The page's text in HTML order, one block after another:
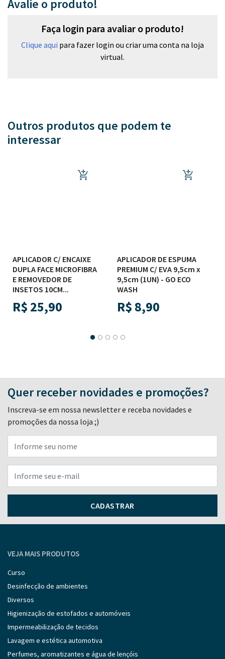
Avalie o produto!
Faça login para avaliar o produto!
Clique aqui para fazer login ou criar uma conta na loja
virtual.
Outros produtos que podem te
interessar
APLICADOR C/ ENCAIXE
DUPLA FACE MICROFIBRA
E REMOVEDOR DE
INSETOS 10CM...
R$ 25,90
APLICADOR DE ESPUMA
PREMIUM C/ EVA 9,5cm x
9,5cm (1UN) - GO ECO
WASH
R$ 8,90
Quer receber novidades e promoções?
Inscreva-se em nossa newsletter e receba novidades e
promoções da nossa loja ;)
CADASTRAR
VEJA MAIS PRODUTOS
Curso
Desinfecção de ambientes
Diversos
Higienização de estofados e automóveis
Impermeabilização de tecidos
Lavagem e estética automotiva
Perfumes, aromatizantes e água de lençóis